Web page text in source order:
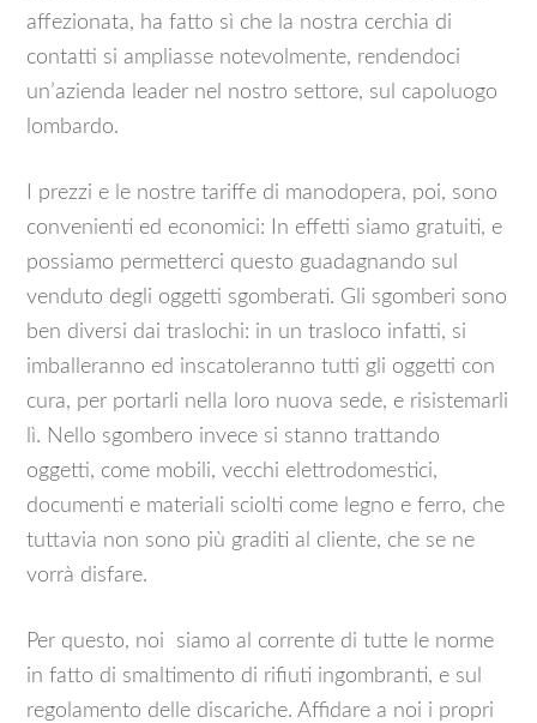
affezionata, ha fatto sì che la nostra cerchia di
contatti si ampliasse notevolmente, rendendoci
un’azienda leader nel nostro settore, sul capoluogo
lombardo.
I prezzi e le nostre tariffe di manodopera, poi, sono
convenienti ed economici: In effetti siamo gratuiti, e
possiamo permetterci questo guadagnando sul
venduto degli oggetti sgomberati. Gli sgomberi sono
ben diversi dai traslochi: in un trasloco infatti, si
imballeranno ed inscatoleranno tutti gli oggetti con
cura, per portarli nella loro nuova sede, e risistemarli
lì. Nello sgombero invece si stanno trattando
oggetti, come mobili, vecchi elettrodomestici,
documenti e materiali sciolti come legno e ferro, che
tuttavia non sono più graditi al cliente, che se ne
vorrà disfare.
Per questo, noi siamo al corrente di tutte le norme
in fatto di smaltimento di rifiuti ingombranti, e sul
regolamento delle discariche. Affidare a noi i propri